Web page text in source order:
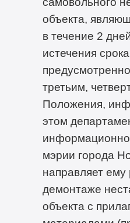
объекта,
в течение 2
истечения
третьим,
Положения,
этом
мэрии города
направляет
демонтаже
объекта с